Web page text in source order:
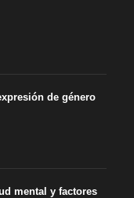
de género
mental y factores